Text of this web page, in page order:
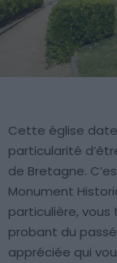
Cette église date
particularité
de Bretagne.
Monument
particulière, vous
probant du
appréciée qui